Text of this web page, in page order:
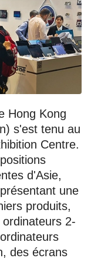
Hong Kong
s'est tenu au
Centre.
d'Asie,
une
produits,
2-
des écrans